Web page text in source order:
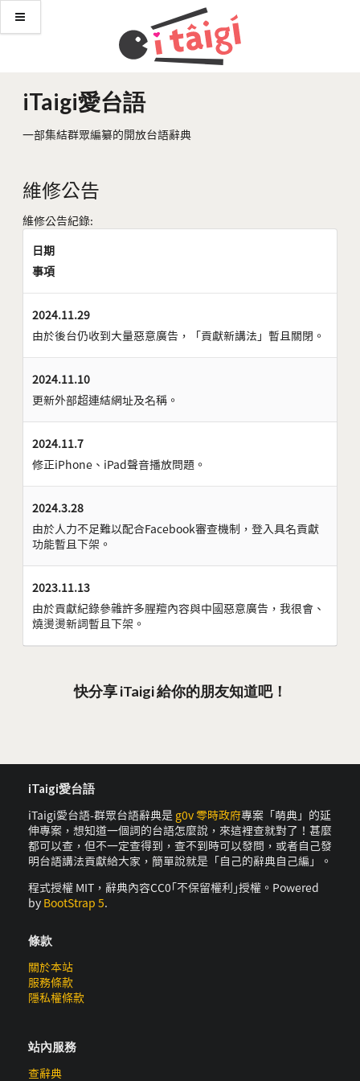
iTaigi愛台語
一部集結群眾編纂的開放台語辭典
維修公告
維修公告紀錄:
日期
事項
2024.11.29
由於後台仍收到大量惡意廣告，「貢獻新講法」暫且關閉。
2024.11.10
更新外部超連結網址及名稱。
2024.11.7
修正iPhone、iPad聲音播放問題。
2024.3.28
由於人力不足難以配合Facebook審查機制，登入具名貢獻
功能暫且下架。
2023.11.13
由於貢獻紀錄參雜許多腥羶內容與中國惡意廣告，我很會、
燒燙燙新詞暫且下架。
快分享 iTaigi 給你的朋友知道吧！
iTaigi愛台語
iTaigi愛台語-群眾台語辭典是 g0v 零時政府專案「萌典」的延
伸專案，想知道一個詞的台語怎麼說，來這裡查就對了！甚麼
都可以查，但不一定查得到，查不到時可以發問，或者自己發
明台語講法貢獻給大家，簡單說就是「自己的辭典自己編」。
程式授權 MIT，辭典內容CC0｢不保留權利｣授權。Powered
by BootStrap 5.
條款
關於本站
服務條款
隱私權條款
站內服務
查辭典